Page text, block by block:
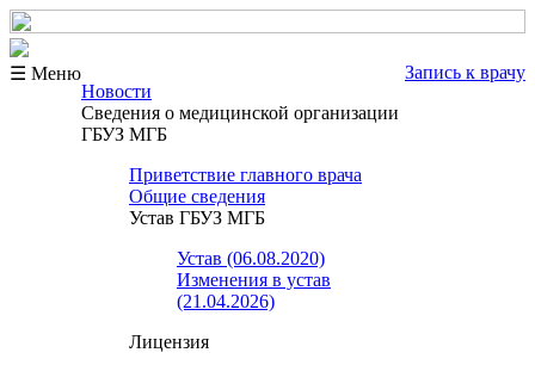
☰ Меню
Запись к врачу
Новости
Сведения о медицинской организации
ГБУЗ МГБ
Приветствие главного врача
Общие сведения
Устав ГБУЗ МГБ
Устав (06.08.2020)
Изменения в устав
(21.04.2026)
Лицензия